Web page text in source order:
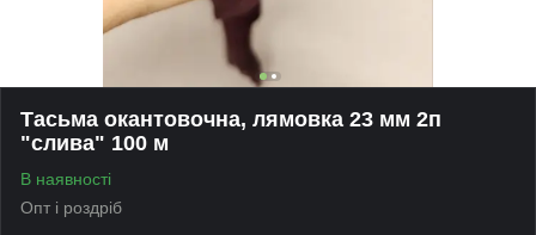
Тасьма окантовочна, лямовка 23 мм 2п
"слива" 100 м
В наявності
Опт і роздріб